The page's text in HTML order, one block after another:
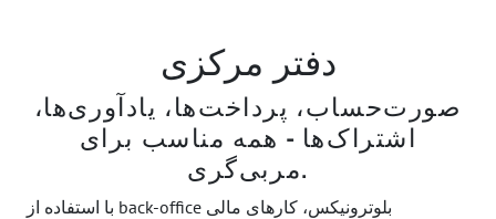
دفتر مرکزی
صورت‌حساب، پرداخت‌ها، یادآوری‌ها،
اشتراک‌ها - همه مناسب برای
مربی‌گری.
با استفاده از back-office بلوترونیکس، کارهای مالی